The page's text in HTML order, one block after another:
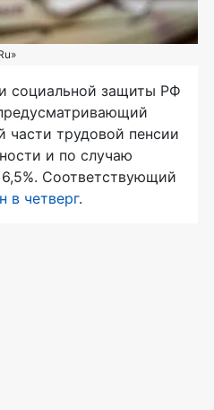
социальной защиты РФ
части трудовой пенсии
и по случаю
Соответствующий
в четверг.